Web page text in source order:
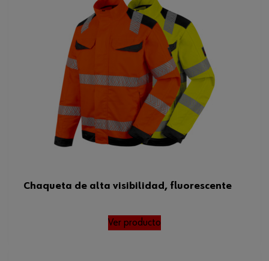
Chaqueta de alta visibilidad, fluorescente
Ver producto